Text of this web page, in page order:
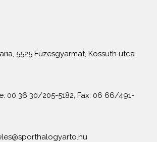
5525 Füzesgyarmat, Kossuth utca
00 36 30/205-5182, Fax: 06 66/491-